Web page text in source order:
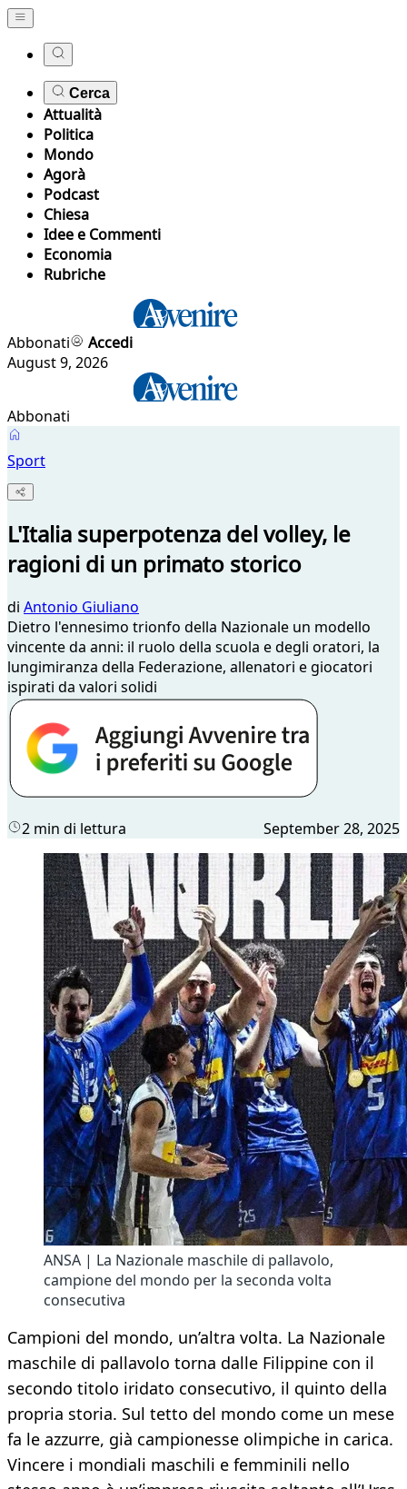
Cerca
Attualità
Politica
Mondo
Agorà
Podcast
Chiesa
Idee e Commenti
Economia
Rubriche
Abbonati
Accedi
August 9, 2026
Abbonati
Sport
L'Italia superpotenza del volley, le
ragioni di un primato storico
di Antonio Giuliano
Dietro l'ennesimo trionfo della Nazionale un modello
vincente da anni: il ruolo della scuola e degli oratori, la
lungimiranza della Federazione, allenatori e giocatori
ispirati da valori solidi
2 min di lettura September 28, 2025
ANSA | La Nazionale maschile di pallavolo,
campione del mondo per la seconda volta
consecutiva
Campioni del mondo, un’altra volta. La Nazionale
maschile di pallavolo torna dalle Filippine con il
secondo titolo iridato consecutivo, il quinto della
propria storia. Sul tetto del mondo come un mese
fa le azzurre, già campionesse olimpiche in carica.
Vincere i mondiali maschili e femminili nello